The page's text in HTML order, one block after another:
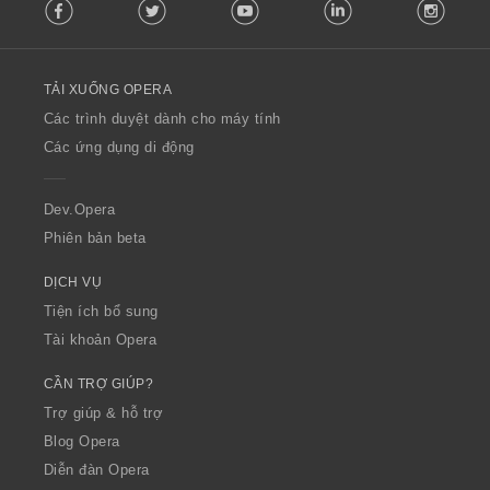
o
w
O
p
a
Facebook Twitter Youtube LinkedIn
TẢI XUỐNG OPERA
Các trình duyệt dành cho máy tính
Các ứng dụng di động
Dev.Opera
Phiên bản beta
DỊCH VỤ
Tiện ích bổ sung
Tài khoản Opera
CẦN TRỢ GIÚP?
Trợ giúp & hỗ trợ
Blog Opera
Diễn đàn Opera